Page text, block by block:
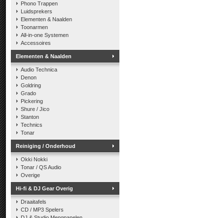
Phono Trappen
Luidsprekers
Elementen & Naalden
Toonarmen
All-in-one Systemen
Accessoires
Elementen & Naalden
Audio Technica
Denon
Goldring
Grado
Pickering
Shure / Jico
Stanton
Technics
Tonar
Reiniging / Onderhoud
Okki Nokki
Tonar / QS Audio
Overige
Hi-fi & DJ Gear Overig
Draaitafels
CD / MP3 Spelers